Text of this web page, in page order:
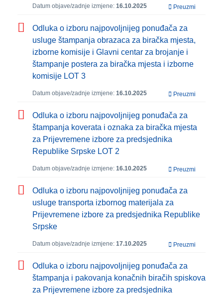
Datum objave/zadnje izmjene: 16.10.2025 Preuzmi
Odluka o izboru najpovoljnijeg ponuđača za
usluge štampanja obrazaca za biračka mjesta,
izborne komisije i Glavni centar za brojanje i
štampanje postera za biračka mjesta i izborne
komisije LOT 3
Datum objave/zadnje izmjene: 16.10.2025 Preuzmi
Odluka o izboru najpovoljnijeg ponuđača za
štampanja koverata i oznaka za biračka mjesta
za Prijevremene izbore za predsjednika
Republike Srpske LOT 2
Datum objave/zadnje izmjene: 16.10.2025 Preuzmi
Odluka o izboru najpovoljnijeg ponuđača za
usluge transporta izbornog materijala za
Prijevremene izbore za predsjednika Republike
Srpske
Datum objave/zadnje izmjene: 17.10.2025 Preuzmi
Odluka o izboru najpovoljnijeg ponuđača za
štampanja i pakovanja konačnih biračih spiskova
za Prijevremene izbore za predsjednika